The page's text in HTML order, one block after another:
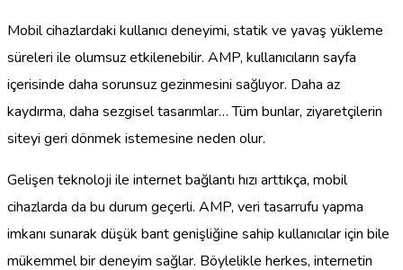
Mobil cihazlardaki kullanıcı deneyimi, statik ve yavaş yükleme
süreleri ile olumsuz etkilenebilir. AMP, kullanıcıların sayfa
içerisinde daha sorunsuz gezinmesini sağlıyor. Daha az
kaydırma, daha sezgisel tasarımlar… Tüm bunlar, ziyaretçilerin
siteyi geri dönmek istemesine neden olur.
Gelişen teknoloji ile internet bağlantı hızı arttıkça, mobil
cihazlarda da bu durum geçerli. AMP, veri tasarrufu yapma
imkanı sunarak düşük bant genişliğine sahip kullanıcılar için bile
mükemmel bir deneyim sağlar. Böylelikle herkes, internetin